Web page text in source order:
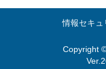
情報セキュ
Copyright